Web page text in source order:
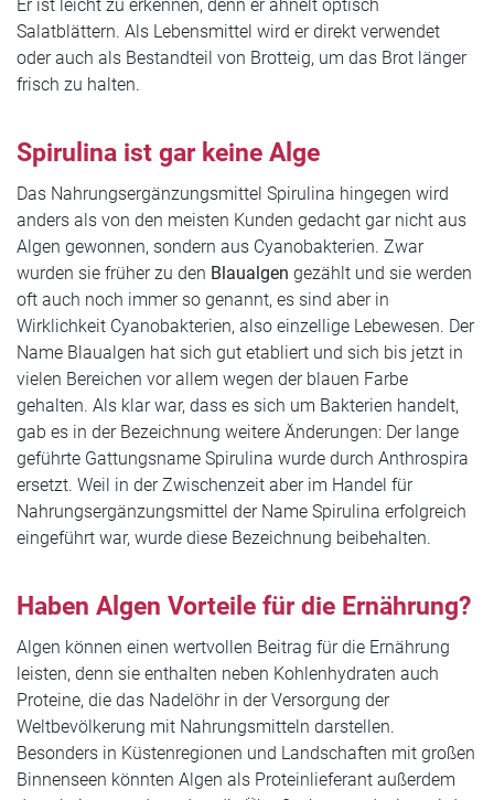
Er ist leicht zu erkennen, denn er ähnelt optisch
Salatblättern. Als Lebensmittel wird er direkt verwendet
oder auch als Bestandteil von Brotteig, um das Brot länger
frisch zu halten.
Spirulina ist gar keine Alge
Das Nahrungsergänzungsmittel Spirulina hingegen wird
anders als von den meisten Kunden gedacht gar nicht aus
Algen gewonnen, sondern aus Cyanobakterien. Zwar
wurden sie früher zu den Blaualgen gezählt und sie werden
oft auch noch immer so genannt, es sind aber in
Wirklichkeit Cyanobakterien, also einzellige Lebewesen. Der
Name Blaualgen hat sich gut etabliert und sich bis jetzt in
vielen Bereichen vor allem wegen der blauen Farbe
gehalten. Als klar war, dass es sich um Bakterien handelt,
gab es in der Bezeichnung weitere Änderungen: Der lange
geführte Gattungsname Spirulina wurde durch Anthrospira
ersetzt. Weil in der Zwischenzeit aber im Handel für
Nahrungsergänzungsmittel der Name Spirulina erfolgreich
eingeführt war, wurde diese Bezeichnung beibehalten.
Haben Algen Vorteile für die Ernährung?
Algen können einen wertvollen Beitrag für die Ernährung
leisten, denn sie enthalten neben Kohlenhydraten auch
Proteine, die das Nadelöhr in der Versorgung der
Weltbevölkerung mit Nahrungsmitteln darstellen.
Besonders in Küstenregionen und Landschaften mit großen
Binnenseen könnten Algen als Proteinlieferant außerdem